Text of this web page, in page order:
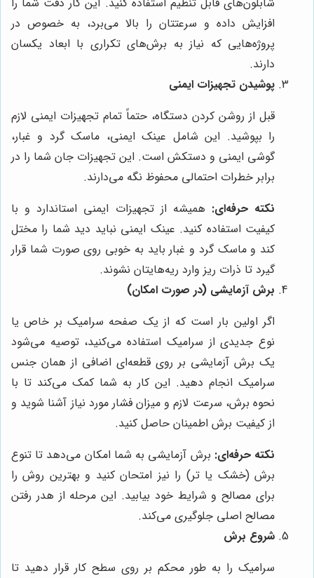
افزایش داده و سرعتتان را بالا می‌برد، به خصوص در
پروژه‌هایی که نیاز به برش‌های تکراری با ابعاد یکسان
دارند.
پوشیدن تجهیزات ایمنی
قبل از روشن کردن دستگاه، حتماً تمام تجهیزات ایمنی لازم
را بپوشید. این شامل عینک ایمنی، ماسک گرد و غبار،
گوشی ایمنی و دستکش است. این تجهیزات جان شما را در
برابر خطرات احتمالی محفوظ نگه می‌دارند.
نکته حرفه‌ای: همیشه از تجهیزات ایمنی استاندارد و با
کیفیت استفاده کنید. عینک ایمنی نباید دید شما را مختل
کند و ماسک گرد و غبار باید به خوبی روی صورت شما قرار
گیرد تا ذرات ریز وارد ریه‌هایتان نشوند.
برش آزمایشی (در صورت امکان)
اگر اولین بار است که از یک صفحه سرامیک بر خاص یا
نوع جدیدی از سرامیک استفاده می‌کنید، توصیه می‌شود
یک برش آزمایشی بر روی قطعه‌ای اضافی از همان جنس
سرامیک انجام دهید. این کار به شما کمک می‌کند تا با
نحوه برش، سرعت لازم و میزان فشار مورد نیاز آشنا شوید و
از کیفیت برش اطمینان حاصل کنید.
نکته حرفه‌ای: برش آزمایشی به شما امکان می‌دهد تا تنوع
برش (خشک یا تر) را نیز امتحان کنید و بهترین روش را
برای مصالح و شرایط خود بیابید. این مرحله از هدر رفتن
مصالح اصلی جلوگیری می‌کند.
شروع برش
سرامیک را به طور محکم بر روی سطح کار قرار دهید تا